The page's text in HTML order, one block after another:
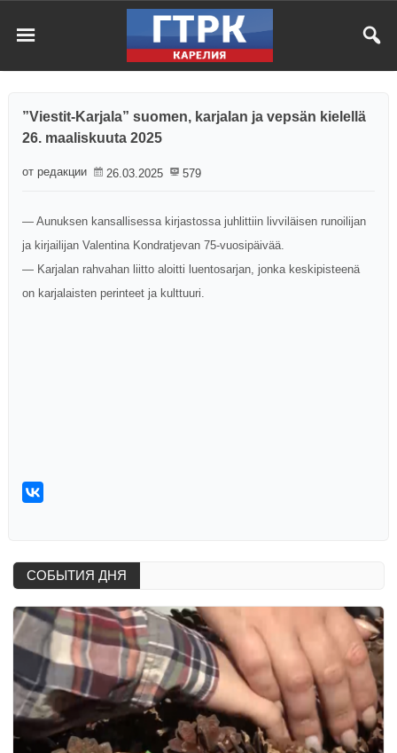
”Viestit-Karjala” suomen, karjalan ja vepsän kielellä
26. maaliskuuta 2025
от редакции 26.03.2025 579
— Aunuksen kansallisessa kirjastossa juhlittiin livviläisen runoilijan
ja kirjailijan Valentina Kondratjevan 75-vuosipäivää.
— Karjalan rahvahan liitto aloitti luentosarjan, jonka keskipisteenä
on karjalaisten perinteet ja kulttuuri.
СОБЫТИЯ ДНЯ